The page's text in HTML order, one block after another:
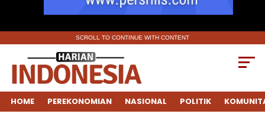
SCROLL TO CONTINUE WITH CONTENT
HOME PEREKONOMIAN NASIONAL POLITIK